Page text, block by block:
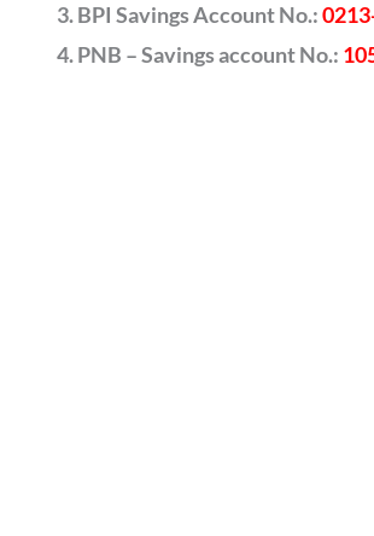
BPI Savings Account No.:
PNB – Savings account No.: